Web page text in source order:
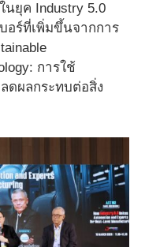
นยุค Industry 5.0
อร์ที่เพิ่มขึ้นจากการ
การใช้
ดผลกระทบต่อสิ่ง